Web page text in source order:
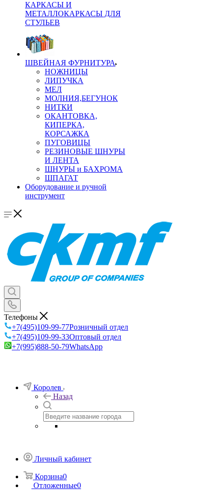
КАРКАСЫ И
МЕТАЛЛОКАРКАСЫ ДЛЯ
СТУЛЬЕВ
ШВЕЙНАЯ ФУРНИТУРА
НОЖНИЦЫ
ЛИПУЧКА
МЕЛ
МОЛНИЯ,БЕГУНОК
НИТКИ
ОКАНТОВКА,
КИПЕРКА,
КОРСАЖКА
ПУГОВИЦЫ
РЕЗИНОВЫЕ ШНУРЫ
И ЛЕНТА
ШНУРЫ и БАХРОМА
ШПАГАТ
Оборудование и ручной
инструмент
Телефоны
+7(495)109-99-77Розничный отдел
+7(495)109-99-33Оптовый отдел
+7(995)888-50-79WhatsApp
Королев
Назад
Личный кабинет
Корзина0
Отложенные0